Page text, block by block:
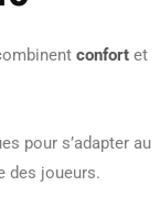
confort et
pour s’adapter au
des joueurs.